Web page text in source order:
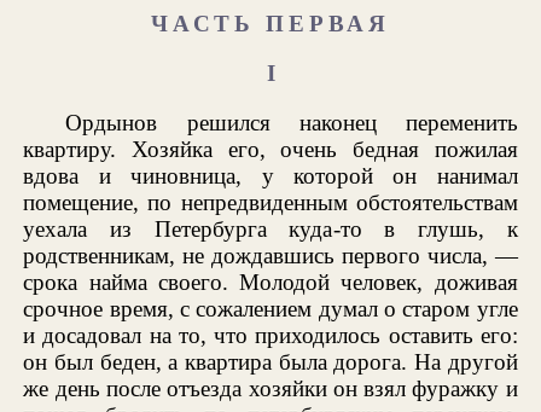
ЧАСТЬ ПЕРВАЯ
I
Ордынов решился наконец переменить
квартиру. Хозяйка его, очень бедная пожилая
вдова и чиновница, у которой он нанимал
помещение, по непредвиденным обстоятельствам
уехала из Петербурга куда-то в глушь, к
родственникам, не дождавшись первого числа, —
срока найма своего. Молодой человек, доживая
срочное время, с сожалением думал о старом угле
и досадовал на то, что приходилось оставить его:
он был беден, а квартира была дорога. На другой
же день после отъезда хозяйки он взял фуражку и